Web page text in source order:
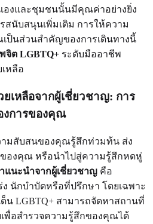
งและชุมชนนั้นมีคุณค่าอย่างยิ่ง
สนับสนุนเพิ่มเติม การให้ความ
ป็นส่วนสำคัญของการเดินทางนี้
จิต LGBTQ+ ระดับมืออาชีพ
หลือ
เหลือจากผู้เชี่ยวชาญ: การ
งการของคุณ
มสับสนของคุณรู้สึกท่วมท้น ส่ง
องคุณ หรือนำไปสู่ความรู้สึกหดหู่
แนะนำจากผู้เชี่ยวชาญ คือ
นักบำบัดหรือที่ปรึกษา โดยเฉพาะ
น LGBTQ+ สามารถจัดหาสถานที่
พื่อสำรวจความรู้สึกของคุณได้